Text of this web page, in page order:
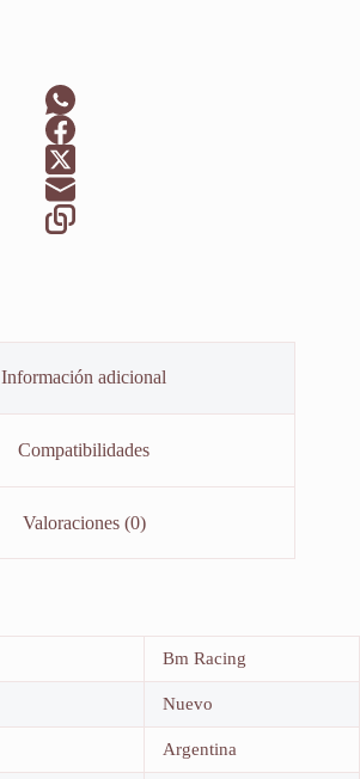
Información adicional
Compatibilidades
Valoraciones (0)
Bm Racing
Nuevo
Argentina